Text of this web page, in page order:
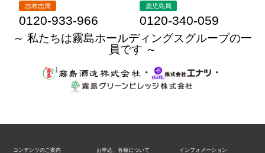
志布志局
0120-933-966
鹿児島局
0120-340-059
～ 私たちは霧島ホールディングスグループの一
員です ～
・
・
コンテンツのご案内 お申込、各種について インフォメーション